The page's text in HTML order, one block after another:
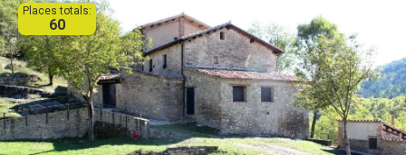
Places totals:
60